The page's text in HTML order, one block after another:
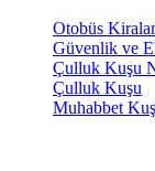
Otobüs
Güvenlik ve
Çulluk Kuşu
Çulluk Kuşu
Muhabbet